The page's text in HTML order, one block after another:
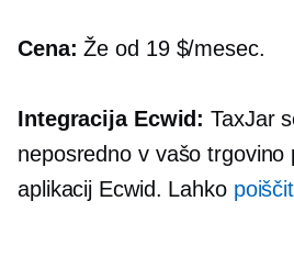
Cena:Že od 19 $/mesec.
Integracija Ecwid:TaxJar
neposredno v vašo trgovino
aplikacij Ecwid. Lahko